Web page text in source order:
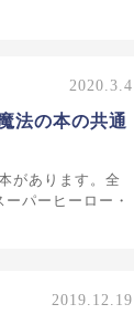
2020.3.4
法の本の共通
があります。全
パーヒーロー・
2019.12.19